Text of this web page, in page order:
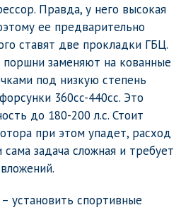
Правда, у него высокая
ее предварительно
ставят две прокладки ГБЦ.
заменяют на кованные
под низкую степень
360cc-440cc. Это
до 180-200 л.с. Стоит
при этом упадет, расход
задача сложная и требует
установить спортивные